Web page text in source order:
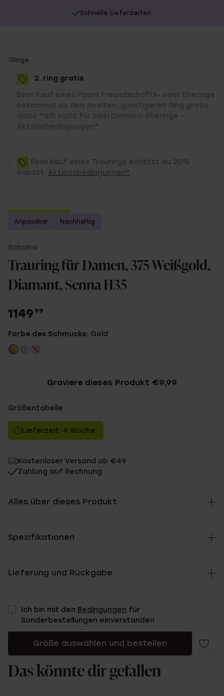
Schnelle Lieferzeiten
You
are
here:
Ringe
2. ring gratis
Beim Kauf eines Paars Freundschafts- oder Eheringe
bekommst du den zweiten, günstigeren Ring gratis
dazu! *Gilt nicht für zwei Diamant-Eheringe –
Aktionsbedingungen *
Beim Kauf eines Traurings erhältst du 20%
Rabatt, Aktionsbedingungen*
2. Artikel gratis
Anpassbar Nachhaltig
Schalins
Trauring für Damen, 375 Weißgold,
Diamant, Senna H35
1149 99
Farbe des Schmucks: Gold
Graviere dieses Produkt €9,99
Größentabelle
Lieferzeit: 4 Woche
Kostenloser Versand ab €49
Zahlung auf Rechnung
Alles über dieses Produkt
Spezifikationen
Lieferung und Rückgabe
Ich bin mit den Bedingungen für
Sonderbestellungen einverstanden
Größe auswählen und bestellen
Das könnte dir gefallen